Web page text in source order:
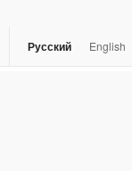
Русский English